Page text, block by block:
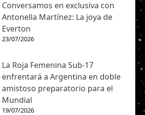
Conversamos en exclusiva con
Antonella Martínez: La joya de
Everton
23/07/2026
La Roja Femenina Sub-17
enfrentará a Argentina en doble
amistoso preparatorio para el
Mundial
19/07/2026